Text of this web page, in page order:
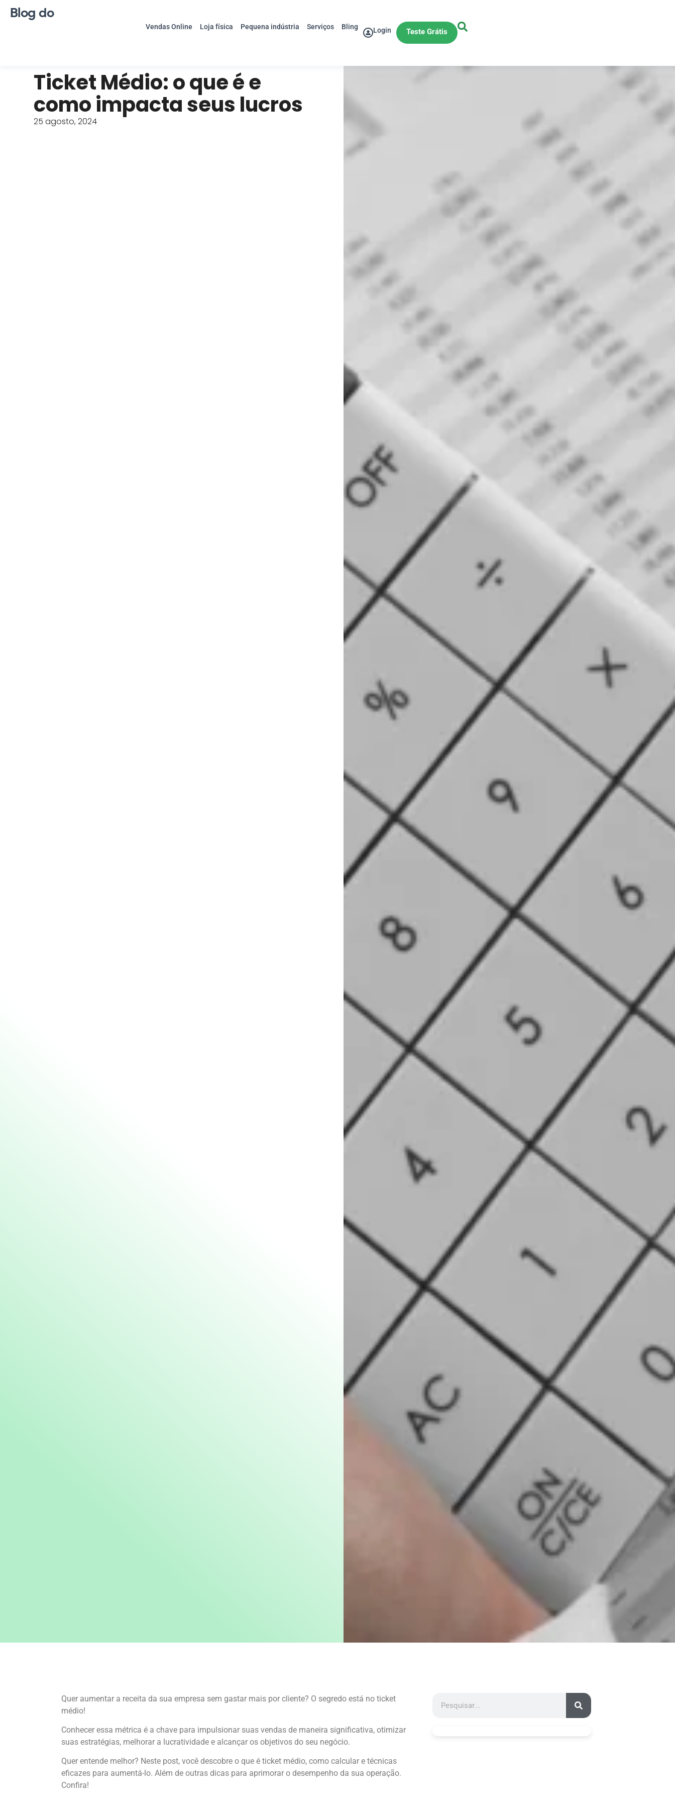
Blog do
Vendas Online Loja física Pequena indústria Serviços Bling Login Teste Grátis
Ticket Médio: o que é e
como impacta seus lucros
25 agosto, 2024
Quer aumentar a receita da sua empresa sem gastar mais por cliente? O segredo está no ticket
médio!
Conhecer essa métrica é a chave para impulsionar suas vendas de maneira significativa, otimizar
suas estratégias, melhorar a lucratividade e alcançar os objetivos do seu negócio.
Quer entende melhor? Neste post, você descobre o que é ticket médio, como calcular e técnicas
eficazes para aumentá-lo. Além de outras dicas para aprimorar o desempenho da sua operação.
Confira!